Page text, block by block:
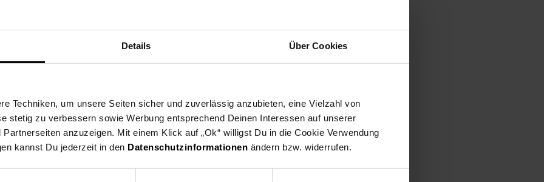
Details Über Cookies
Techniken, um unsere Seiten sicher und zuverlässig anzubieten, eine Vielzahl von
stetig zu verbessern sowie Werbung entsprechend Deinen Interessen auf unserer
anzuzeigen. Mit einem Klick auf „Ok“ willigst Du in die Cookie Verwendung
kannst Du jederzeit in den Datenschutzinformationen ändern bzw. widerrufen.
Polypropylen, Kupfer